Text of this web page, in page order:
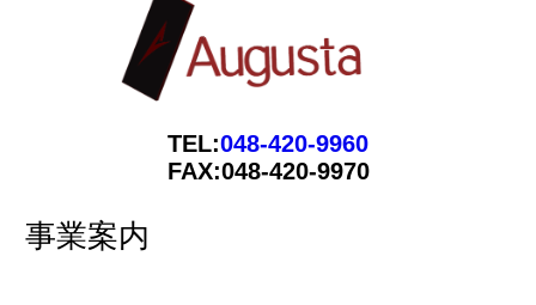
TEL:048-420-9960
FAX:048-420-9970
事業案内